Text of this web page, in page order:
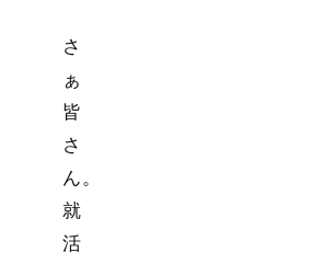
さ
ぁ
皆
さ
ん。
就
活